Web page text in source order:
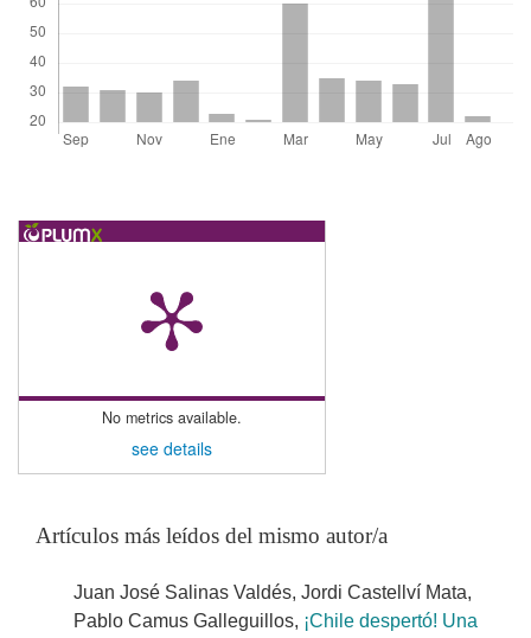
No metrics available.
see details
Artículos más leídos del mismo autor/a
Juan José Salinas Valdés, Jordi Castellví Mata,
Pablo Camus Galleguillos, ¡Chile despertó! Una